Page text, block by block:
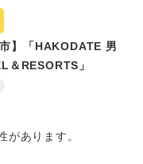
市】「HAKODATE 男
＆RESORTS」
あります。